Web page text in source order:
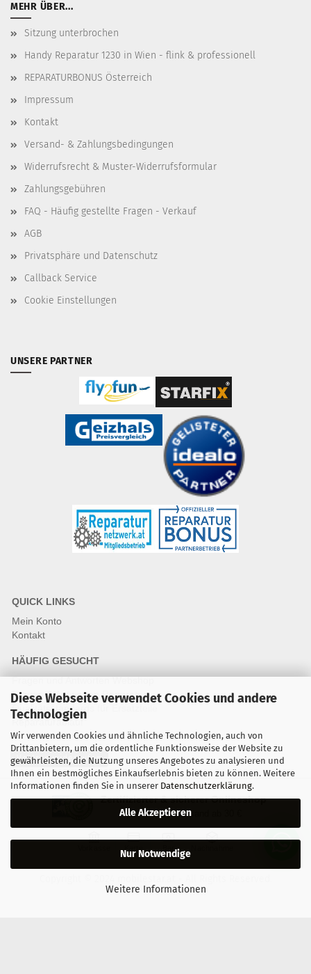
Diese Webseite verwendet Cookies und andere
Technologien
Wir verwenden Cookies und ähnliche Technologien, auch von
Drittanbietern, um die ordentliche Funktionsweise der Website zu
gewährleisten, die Nutzung unseres Angebotes zu analysieren und
Ihnen ein bestmögliches Einkaufserlebnis bieten zu können. Weitere
Informationen finden Sie in unserer Datenschutzerklärung.
Alle Akzeptieren
Nur Notwendige
Weitere Informationen
MEHR ÜBER...
Sitzung unterbrochen
Handy Reparatur 1230 in Wien - flink & professionell
REPARATURBONUS Österreich
Impressum
Kontakt
Versand- & Zahlungsbedingungen
Widerrufsrecht & Muster-Widerrufsformular
Zahlungsgebühren
FAQ - Häufig gestellte Fragen - Verkauf
AGB
Privatsphäre und Datenschutz
Callback Service
Cookie Einstellungen
UNSERE PARTNER
QUICK LINKS
Mein Konto
Kontakt
HÄUFIG GESUCHT
Fragen und Antworten Webshop
Fragen & Antworten Reparatur
Qualitätsstandards für Ersatzteile
Reparaturablauf
Vertrag widerrufen
Zertifizierter & sicherer Onlineshop
Kostenloser Versand ab 30 €